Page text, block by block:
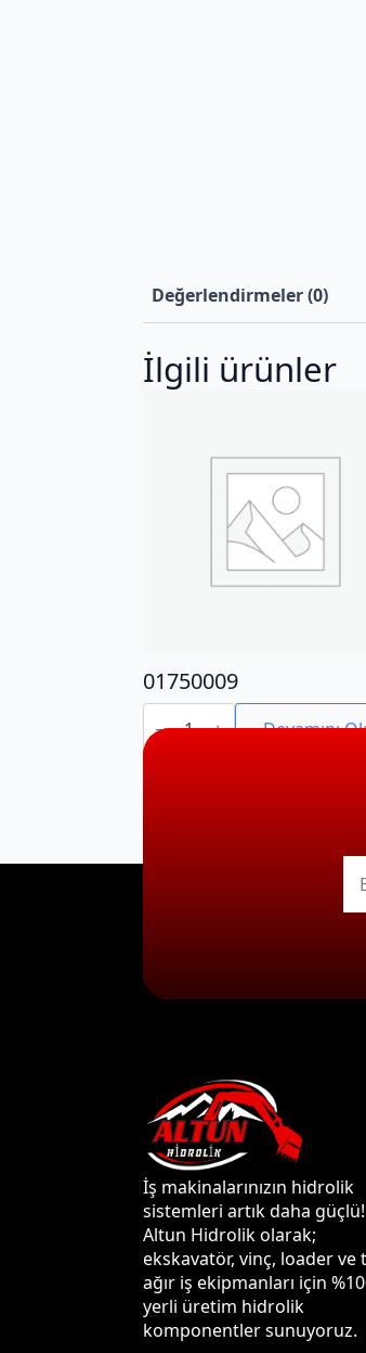
Değerlendirmeler (0)
İlgili ürünler
01750009
01750009
adet Devamını
E-
İş makinalarınızın hidrolik
sistemleri artık daha güçlü!
Altun Hidrolik olarak;
ekskavatör, vinç, loader ve
ağır iş ekipmanları için
yerli üretim hidrolik
komponentler sunuyoruz.